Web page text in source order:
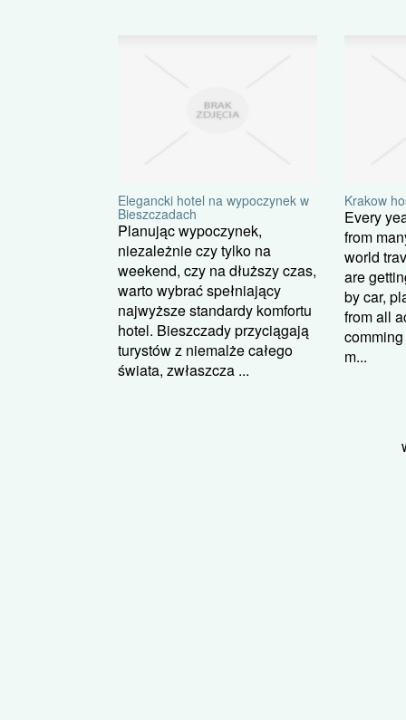
Elegancki hotel na wypoczynek w
Bieszczadach
Planując wypoczynek,
niezależnie czy tylko na
weekend, czy na dłuższy czas,
warto wybrać spełniający
najwyższe standardy komfortu
hotel. Bieszczady przyciągają
turystów z niemalże całego
świata, zwłaszcza ...
Krakow
Every
from
world
are
by car,
from all
m...